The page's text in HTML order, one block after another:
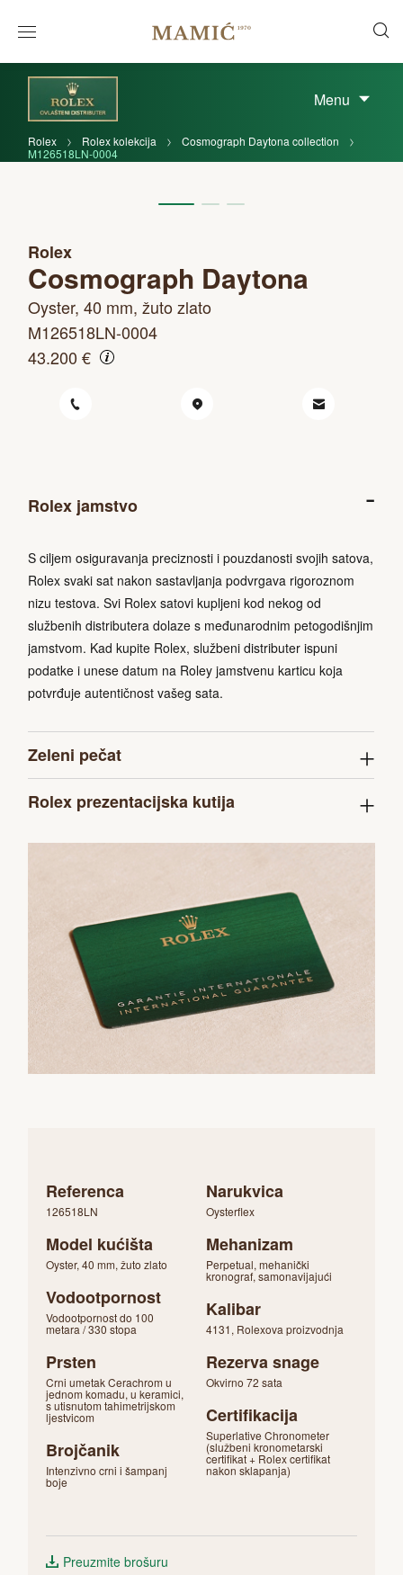
Menu
Rolex Rolex kolekcija
Cosmograph Daytona collection
M126518LN-0004
Rolex
Cosmograph Daytona
Oyster, 40 mm, žuto zlato
M126518LN-0004
43.200 €
Rolex jamstvo
S ciljem osiguravanja preciznosti i pouzdanosti svojih satova,
Rolex svaki sat nakon sastavljanja podvrgava rigoroznom
nizu testova. Svi Rolex satovi kupljeni kod nekog od
službenih distributera dolaze s međunarodnim petogodišnjim
jamstvom. Kad kupite Rolex, službeni distributer ispuni
podatke i unese datum na Roley jamstvenu karticu koja
potvrđuje autentičnost vašeg sata.
Zeleni pečat
Rolex prezentacijska kutija
Referenca
126518LN
Model kućišta
Oyster, 40 mm, žuto zlato
Vodootpornost
Vodootpornost do 100
metara / 330 stopa
Prsten
Crni umetak Cerachrom u
jednom komadu, u keramici,
s utisnutom tahimetrijskom
ljestvicom
Brojčanik
Intenzivno crni i šampanj
boje
Narukvica
Oysterflex
Mehanizam
Perpetual, mehanički
kronograf, samonavijajući
Kalibar
4131, Rolexova proizvodnja
Rezerva snage
Okvirno 72 sata
Certifikacija
Superlative Chronometer
(službeni kronometarski
certifikat + Rolex certifikat
nakon sklapanja)
Preuzmite brošuru